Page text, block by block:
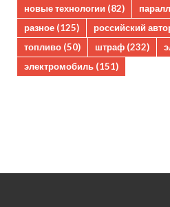
новые технологии (82)
разное (125) российский
топливо (50) штраф (232)
электромобиль (151)